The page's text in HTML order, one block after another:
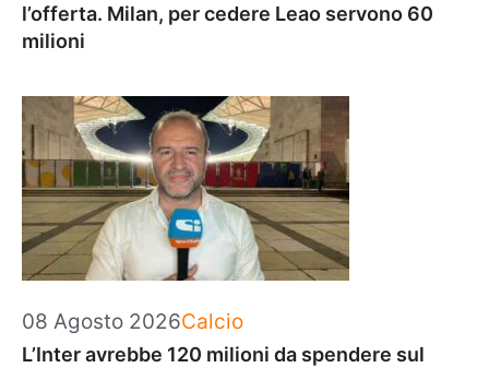
l’offerta. Milan, per cedere Leao servono 60
milioni
08 Agosto 2026Categorie
Calcio
L’Inter avrebbe 120 milioni da spendere sul